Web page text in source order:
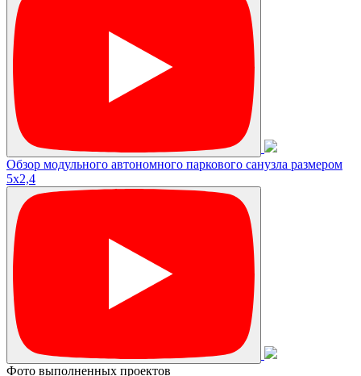
Обзор модульного автономного паркового санузла размером
5х2,4
Фото выполненных проектов